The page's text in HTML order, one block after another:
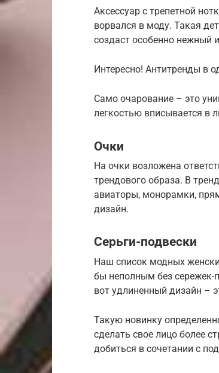
Аксессуар с трепетной
ворвался в моду. Такая
создаст особенно нежный
Интересно! Антитренды в
Само очарование – это
легкостью вписывается в
​Очки
На очки возложена
трендового образа. В
авиаторы, монорамки,
дизайн.
Серьги-подвески
Наш список модных
бы неполным без сережек-
вот удлиненный дизайн –
Такую новинку
сделать свое лицо более
добиться в сочетании с